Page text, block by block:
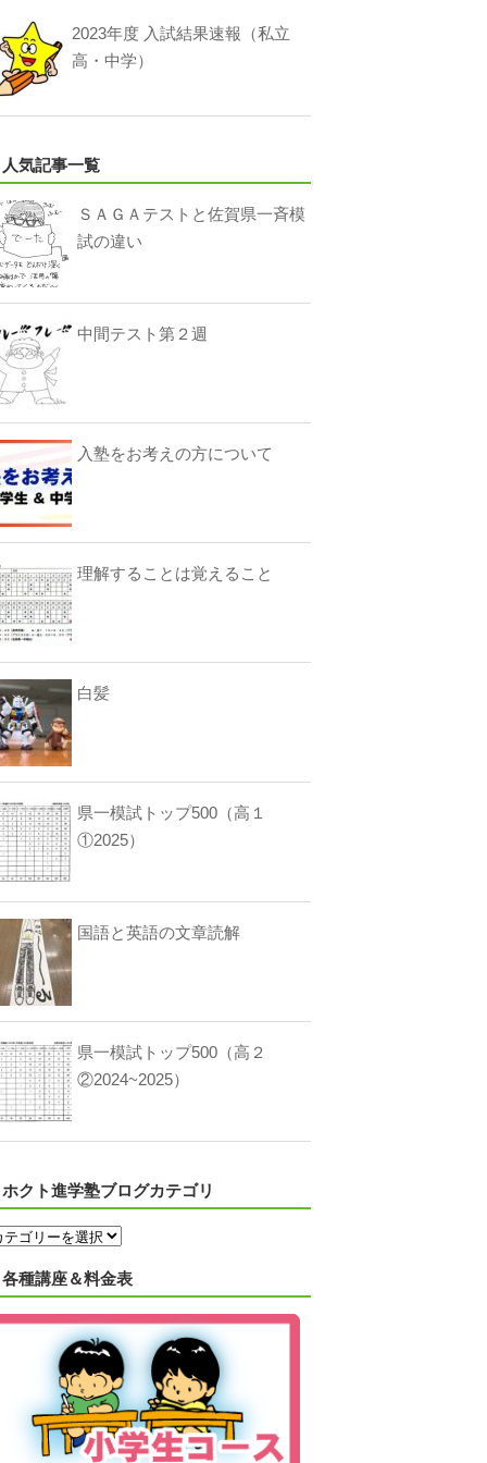
2023年度 入試結果速報（私立
高・中学）
人気記事一覧
ＳＡＧＡテストと佐賀県一斉模
試の違い
中間テスト第２週
入塾をお考えの方について
理解することは覚えること
白髪
県一模試トップ500（高１
①2025）
国語と英語の文章読解
県一模試トップ500（高２
②2024~2025）
ホクト進学塾ブログカテゴリ
各種講座＆料金表